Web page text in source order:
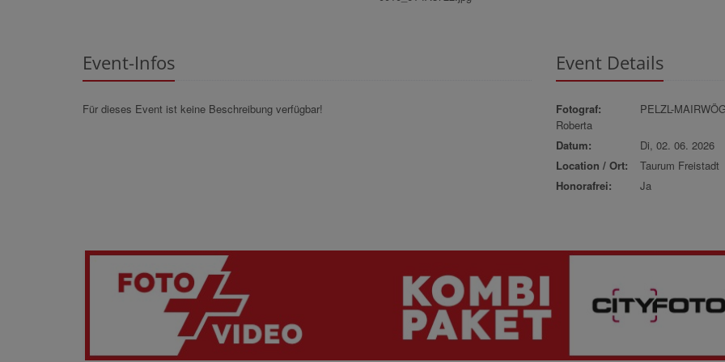
Event-Infos
Für dieses Event ist keine Beschreibung verfügbar!
Event Details
Fotograf:
PELZL-
Roberta
Datum:
Di, 02. 06. 2026
Location / Ort:
Taurum Freistadt
Honorafrei:
Ja